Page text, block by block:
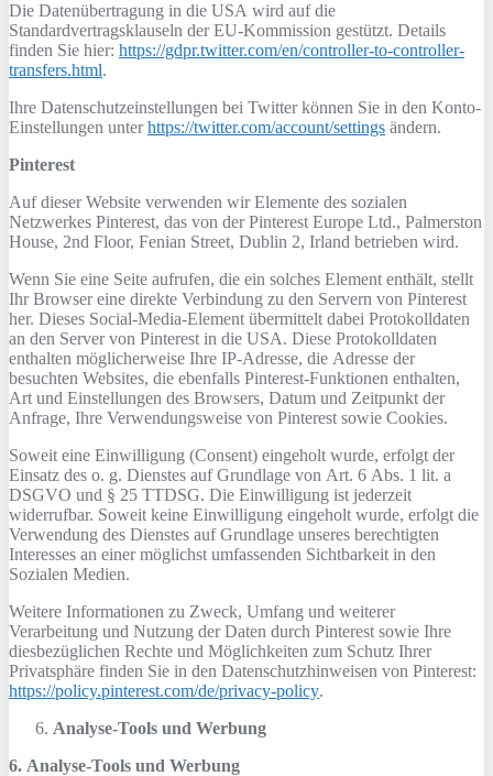
Die Datenübertragung in die USA wird auf die
Standardvertragsklauseln der EU-Kommission gestützt. Details
finden Sie hier: https://gdpr.twitter.com/en/controller-to-controller-
transfers.html.
Ihre Datenschutzeinstellungen bei Twitter können Sie in den Konto-
Einstellungen unterhttps://twitter.com/account/settings ändern.
Pinterest
Auf dieser Website verwenden wir Elemente des sozialen
Netzwerkes Pinterest, das von der Pinterest Europe Ltd., Palmerston
House, 2nd Floor, Fenian Street, Dublin 2, Irland betrieben wird.
Wenn Sie eine Seite aufrufen, die ein solches Element enthält, stellt
Ihr Browser eine direkte Verbindung zu den Servern von Pinterest
her. Dieses Social-Media-Element übermittelt dabei Protokolldaten
an den Server von Pinterest in die USA. Diese Protokolldaten
enthalten möglicherweise Ihre IP-Adresse, die Adresse der
besuchten Websites, die ebenfalls Pinterest-Funktionen enthalten,
Art und Einstellungen des Browsers, Datum und Zeitpunkt der
Anfrage, Ihre Verwendungsweise von Pinterest sowie Cookies.
Soweit eine Einwilligung (Consent) eingeholt wurde, erfolgt der
Einsatz des o. g. Dienstes auf Grundlage von Art. 6 Abs. 1 lit. a
DSGVO und § 25 TTDSG. Die Einwilligung ist jederzeit
widerrufbar. Soweit keine Einwilligung eingeholt wurde, erfolgt die
Verwendung des Dienstes auf Grundlage unseres berechtigten
Interesses an einer möglichst umfassenden Sichtbarkeit in den
Sozialen Medien.
Weitere Informationen zu Zweck, Umfang und weiterer
Verarbeitung und Nutzung der Daten durch Pinterest sowie Ihre
diesbezüglichen Rechte und Möglichkeiten zum Schutz Ihrer
Privatsphäre finden Sie in den Datenschutzhinweisen von Pinterest:
https://policy.pinterest.com/de/privacy-policy.
Analyse-Tools und Werbung
6. Analyse-Tools und Werbung